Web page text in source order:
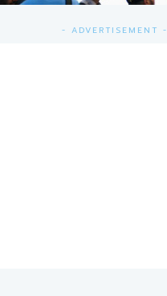
- ADVERTISEMENT -